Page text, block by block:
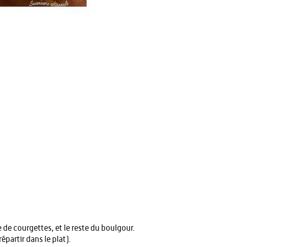
courgettes, et le reste du boulgour.
dans le plat).